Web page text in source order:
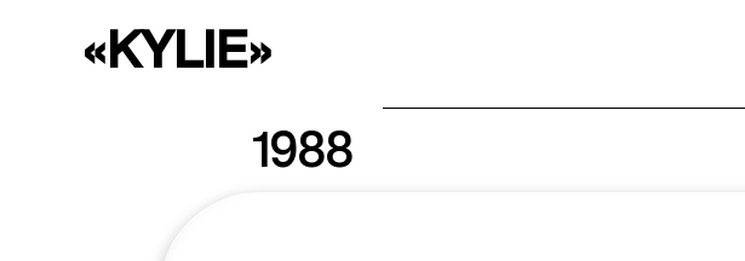
«KYLIE»
1988